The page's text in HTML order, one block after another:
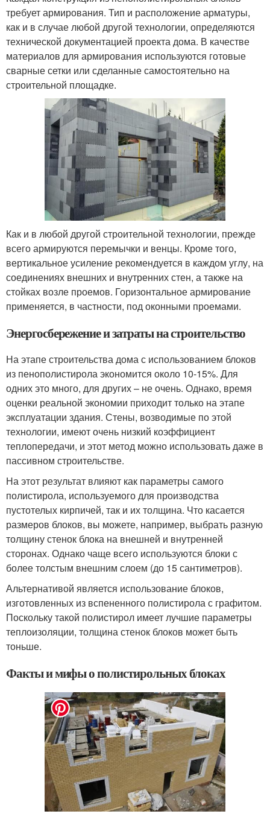
требует армирования. Тип и расположение арматуры,
как и в случае любой другой технологии, определяются
технической документацией проекта дома. В качестве
материалов для армирования используются готовые
сварные сетки или сделанные самостоятельно на
строительной площадке.
Как и в любой другой строительной технологии, прежде
всего армируются перемычки и венцы. Кроме того,
вертикальное усиление рекомендуется в каждом углу, на
соединениях внешних и внутренних стен, а также на
стойках возле проемов. Горизонтальное армирование
применяется, в частности, под оконными проемами.
Энергосбережение и затраты на строительство
На этапе строительства дома с использованием блоков
из пенополистирола экономится около 10-15%. Для
одних это много, для других – не очень. Однако, время
оценки реальной экономии приходит только на этапе
эксплуатации здания. Стены, возводимые по этой
технологии, имеют очень низкий коэффициент
теплопередачи, и этот метод можно использовать даже в
пассивном строительстве.
На этот результат влияют как параметры самого
полистирола, используемого для производства
пустотелых кирпичей, так и их толщина. Что касается
размеров блоков, вы можете, например, выбрать разную
толщину стенок блока на внешней и внутренней
сторонах. Однако чаще всего используются блоки с
более толстым внешним слоем (до 15 сантиметров).
Альтернативой является использование блоков,
изготовленных из вспененного полистирола с графитом.
Поскольку такой полистирол имеет лучшие параметры
теплоизоляции, толщина стенок блоков может быть
тоньше.
Факты и мифы о полистирольных блоках